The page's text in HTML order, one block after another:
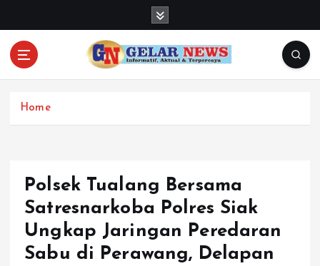
Home
Polsek Tualang Bersama
Satresnarkoba Polres Siak
Ungkap Jaringan Peredaran
Sabu di Perawang, Delapan